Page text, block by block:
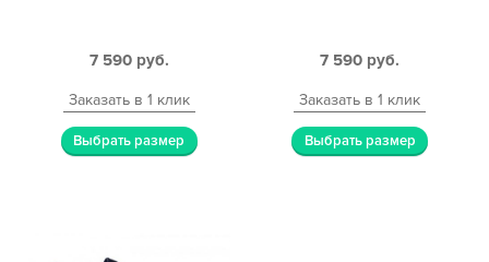
7 590 руб.
Заказать в 1 клик
Выбрать размер
7 590 руб.
Заказать в 1 клик
Выбрать размер